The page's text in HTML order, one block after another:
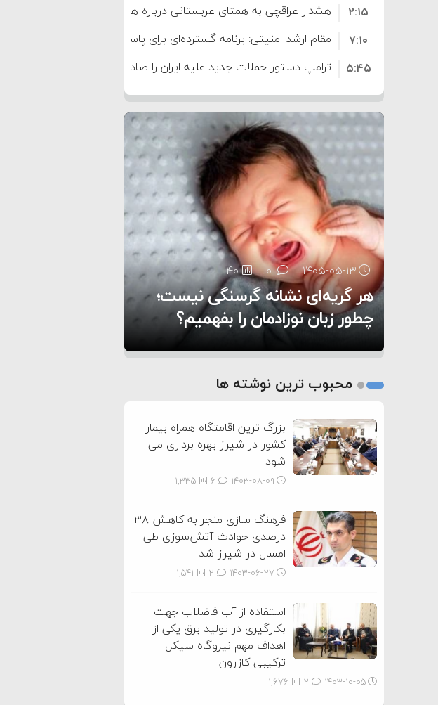
هشدار عراقچی به همتای عربستانی درباره همراهی با آمریکا
۲:۱۵
مقام ارشد امنیتی: برنامه گسترده‌ای برای پاسخ به دیوانگی آمریکا داریم
۷:۱۰
ترامپ دستور حملات جدید علیه ایران را صادر کرد
۵:۴۵
سپاه: دو نفتکش متخلف مورد اصابت قرار گرفته و متوقف شدند
۱۲:۵۹
ترامپ مدعی توافق تاریخی برای خلع سلاح کامل حماس شد
۸:۵۷
اعتراض عراقچی به همتای بلغارستانی به دلیل کمک به آمریکا در حملات به
ایران
۱۶:۱۹
کشورهایی که به متجاوزان کمک می کنند پاسخ سختی خواهند گرفت
۱۰:۱۵
سنتکام پایان تجاوز جدید به ایران را اعلام کرد
۶:۰۵
۱۴۰۵-۰۵-۱۳ 0
40
هر گریه‌ای نشانه گرسنگی نیست؛
چطور زبان نوزادمان را بفهمیم؟
۱۴۰۵-۰۵-۱۲ 0
29
تغذیه پدر می‌تواند بر سلامت نوزاد
تأثیر بگذارد
۱۴۰۵-۰۵-۱۲ 0
13
روی دیگر زندگی
2
محبوب ترین نوشته ها
بزرگ ترین اقامتگاه همراه بیمار
کشور در شیراز بهره برداری می
شود
۱۴۰۳-۰۸-۰۹ 1,335
فرهنگ سازی منجر به کاهش ۳۸
درصدی حوادث آتش‌سوزی طی
امسال در شیراز شد
۱۴۰۳-۰۶-۲۷ 1,541
استفاده از آب فاضلاب جهت
بکارگیری در تولید برق یکی از
اهداف مهم نیروگاه سیکل
ترکیبی کازرون
۱۴۰۳-۱۰-۰۵ 1,676